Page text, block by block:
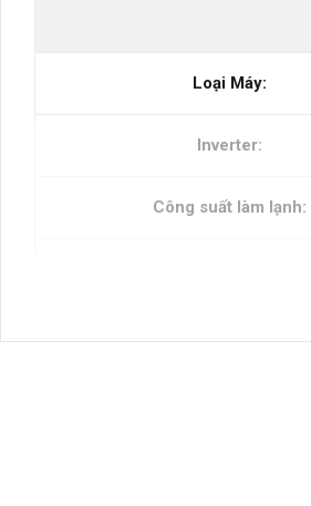
Loại Máy:
Inverter:
Công suất làm lạnh: